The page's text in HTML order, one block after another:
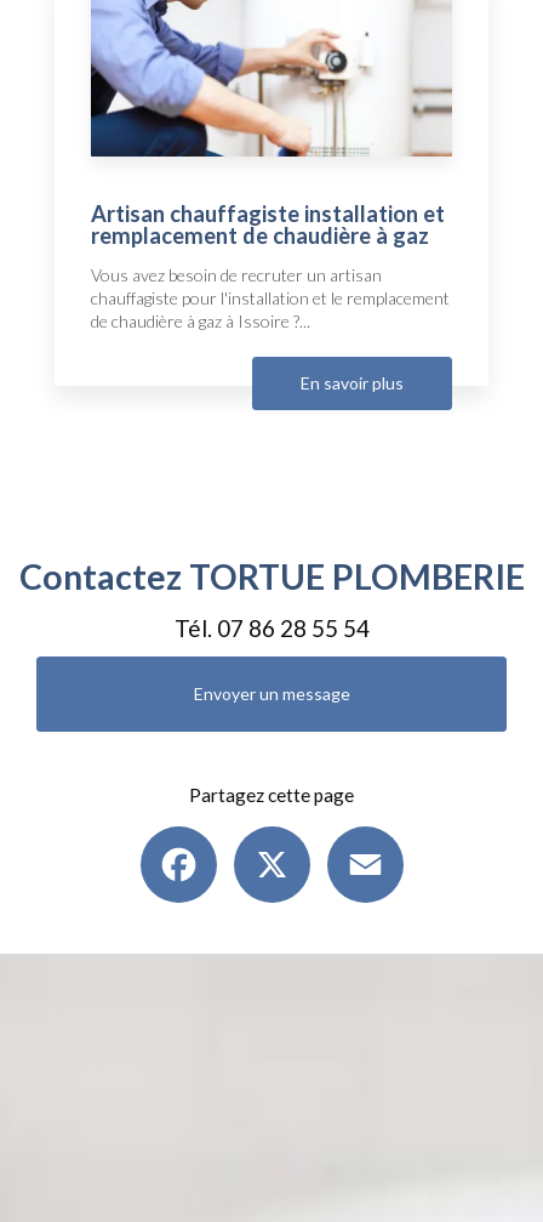
Artisan chauffagiste installation et
remplacement de chaudière à gaz
Vous avez besoin de recruter un artisan
chauffagiste pour l'installation et le remplacement
de chaudière à gaz à Issoire ?...
En savoir plus
Contactez TORTUE PLOMBERIE
Tél. 07 86 28 55 54
Envoyer un message
Partagez cette page
Facebook